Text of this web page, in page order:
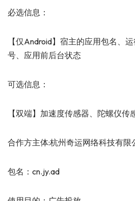
必选信息：
【仅Android】宿主的应用包名、
号、应用前后台状态
可选信息：
【双端】加速度传感器、陀螺仪传
合作方主体:杭州奇运网络科技有限
包名：cn.jy.ad